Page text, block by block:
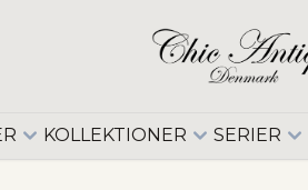
KOLLEKTIONER SERIER